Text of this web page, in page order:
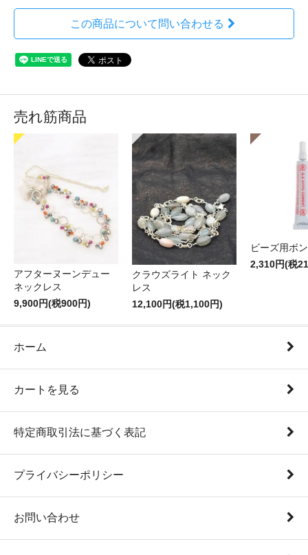
この商品について問い合わせる
売れ筋商品
アフターヌーンデュー
ネックレス
9,900円(税900円)
クラウズライト ネック
レス
12,100円(税1,100円)
ビーズ用ボ
2,310円(税
ホーム
カートを見る
特定商取引法に基づく表記
プライバシーポリシー
お問い合わせ